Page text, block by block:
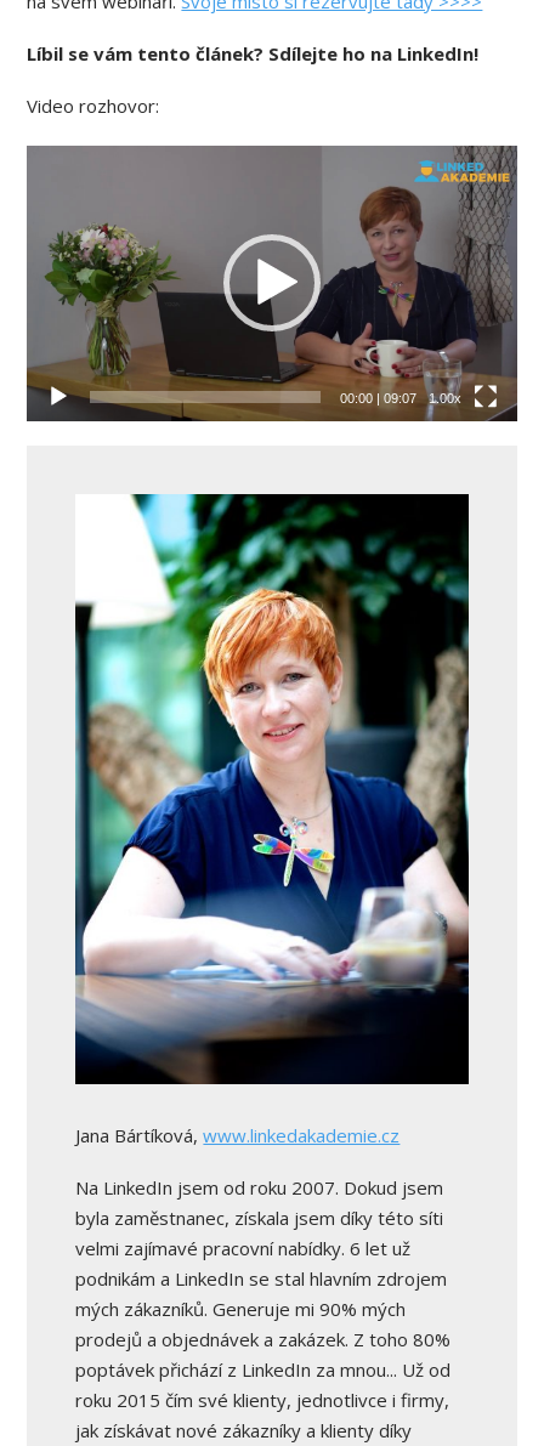
Líbil se vám tento článek? Sdílejte ho na LinkedIn!
Video rozhovor:
00:00| 09:07 1.00x
Jana Bártíková,www.linkedakademie.cz
Na LinkedIn jsem od roku 2007. Dokud jsem
byla zaměstnanec, získala jsem díky této síti
velmi zajímavé pracovní nabídky. 6 let už
podnikám a LinkedIn se stal hlavním zdrojem
mých zákazníků. Generuje mi 90% mých
prodejů a objednávek a zakázek. Z toho 80%
poptávek přichází z LinkedIn za mnou... Už od
roku 2015 čím své klienty, jednotlivce i firmy,
jak získávat nové zákazníky a klienty díky